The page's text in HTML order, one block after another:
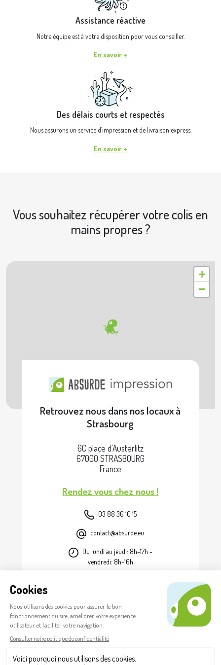
Assistance réactive
Notre équipe est à votre disposition pour vous conseiller.
En savoir +
Des délais courts et respectés
Nous assurons un service d’impression et de livraison express.
En savoir +
Vous souhaitez récupérer votre colis en
mains propres ?
+
−
Retrouvez nous dans nos locaux à
Strasbourg
6C place d'Austerlitz
67000 STRASBOURG
France
Rendez vous chez nous !
03 88 36 10 15
contact@absurde.eu
Du lundi au jeudi: 8h-17h -
vendredi: 8h-16h